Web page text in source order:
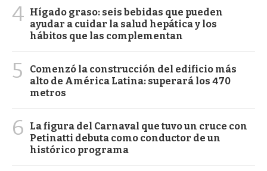
4 Hígado graso: seis bebidas que pueden
ayudar a cuidar la salud hepática y los
hábitos que las complementan
5
Comenzó la construcción del edificio más
alto de América Latina: superará los 470
metros
6
La figura del Carnaval que tuvo un cruce con
Petinatti debuta como conductor de un
histórico programa